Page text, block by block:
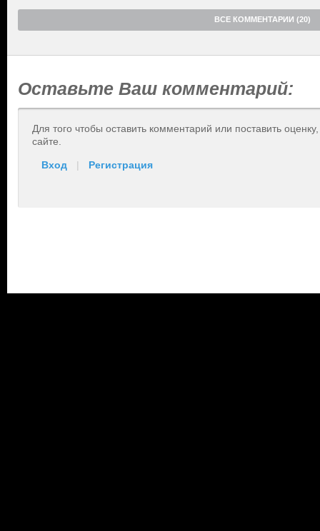
ВСЕ КОММЕНТАРИИ (20)
Оставьте Ваш комментарий:
Для того чтобы оставить комментарий или поставить
сайте.
Вход | Регистрация